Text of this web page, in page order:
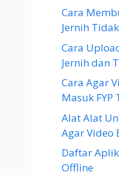
Cara
Jernih
Cara
Jernih dan
Cara Agar
Masuk FYP
Alat Alat
Agar Video
Daftar
Offline